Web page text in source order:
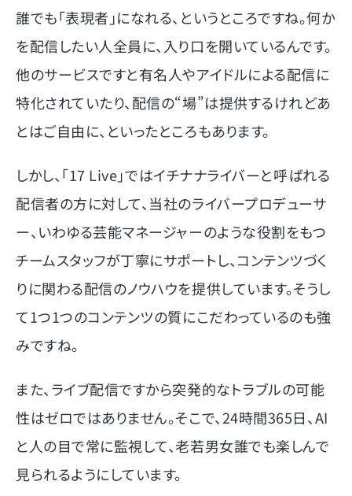
誰でも「表現者」になれる、というところですね。何か
を配信したい人全員に、入り口を開いているんです。
他のサービスですと有名人やアイドルによる配信に
特化されていたり、配信の“場”は提供するけれどあ
とはご自由に、といったところもあります。
しかし、「17 Live」ではイチナナライバーと呼ばれる
配信者の方に対して、当社のライバープロデューサ
ー、いわゆる芸能マネージャーのような役割をもつ
チームスタッフが丁寧にサポートし、コンテンツづく
りに関わる配信のノウハウを提供しています。そうし
て1つ1つのコンテンツの質にこだわっているのも強
みですね。
また、ライブ配信ですから突発的なトラブルの可能
性はゼロではありません。そこで、24時間365日、AI
と人の目で常に監視して、老若男女誰でも楽しんで
見られるようにしています。